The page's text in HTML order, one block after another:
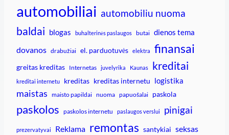
automobiliai automobiliu nuoma
baldai blogas buhalterinės paslaugos butai dienos tema
dovanos drabužiai el. parduotuvės elektra finansai
greitas kreditas Internetas juvelyrika Kaunas kreditai
kreditai internetu kreditas kreditas internetu logistika
maistas maisto papildai nuoma papuošalai paskola
paskolos paskolos internetu paslaugos verslui pinigai
prezervatyvai Reklama remontas santykiai seksas